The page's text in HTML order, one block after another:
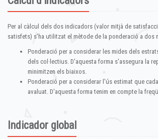
Per al càlcul dels dos indicadors (valor mitjà de
satisfets) s'ha utilitzat el mètode de la ponderació a dos
Ponderació per a considerar les mides dels
dels col·lectius. D'aquesta forma s'assegura la
minimitzen els biaixos.
Ponderació per a considerar l'ús estimat que
avaluat. D'aquesta forma tenim en compte la
Indicador global